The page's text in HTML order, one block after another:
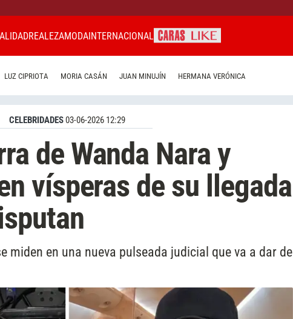
REALEZAMODAINTERNACIONAL
LUZ CIPRIOTA MORIA CASÁN JUAN MINUJÍN HERMANA VERÓNICA
CELEBRIDADES03-06-2026 12:29
de Wanda Nara y
vísperas de su llegada
miden en una nueva pulseada judicial que va a dar de